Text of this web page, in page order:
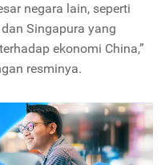
negara lain, seperti
Singapura yang
ekonomi China,”
resminya.